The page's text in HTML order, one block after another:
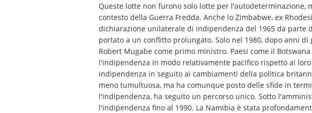
Queste lotte non furono solo lotte per
contesto della Guerra Fredda. Anche lo Zimbabwe, ex
dichiarazione unilaterale di indipendenza del 1965 da parte
portato a un conflitto prolungato. Solo nel 1980, dopo anni
Robert Mugabe come primo ministro. Paesi come il
l'indipendenza in modo relativamente pacifico rispetto ai
indipendenza in seguito ai cambiamenti della politica
meno tumultuosa, ma ha comunque posto delle sfide in
l'indipendenza, ha seguito un percorso unico. Sotto
l'indipendenza fino al 1990. La Namibia è stata